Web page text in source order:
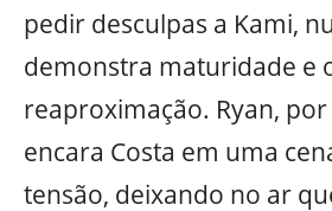
pedir desculpas a Kami,
demonstra maturidade e
reaproximação. Ryan, por
encara Costa em uma
tensão, deixando no ar